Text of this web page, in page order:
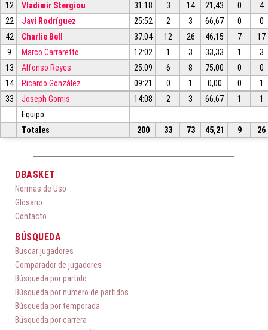
12
Vladimir Stergiou 31:18 3 14 21,43 0
4
22
Javi Rodríguez 25:52 2 3 66,67 0
0
42
Charlie Bell 37:04 12 26 46,15 7
17
9
Marco Carraretto 12:02 1 3 33,33 1
3
13
Alfonso Reyes 25:09 6 8 75,00 0
0
14
Ricardo González 09:21 0 1 0,00 0
1
33
Joseph Gomis 14:08 2 3 66,67 1
1
Equipo
Totales
200 33 73 45,21 9 26
DBASKET
Normas de Uso
Glosario
Contacto
BÚSQUEDA
Buscar jugadores
Comparador de jugadores
Búsqueda por partido
Búsqueda por número de partidos
Búsqueda por temporada
Búsqueda por carrera